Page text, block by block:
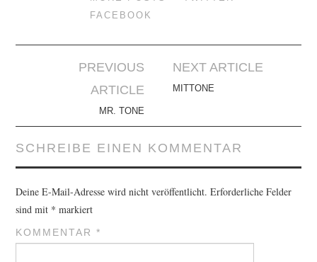
FACEBOOK
Navigation
PREVIOUS
ARTICLE
MR. TONE
NEXT ARTICLE
MITTONE
SCHREIBE EINEN KOMMENTAR
Deine E-Mail-Adresse wird nicht veröffentlicht. Erforderliche Felder
sind mit * markiert
KOMMENTAR*